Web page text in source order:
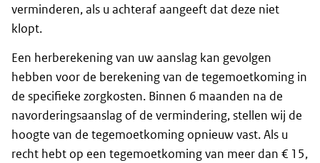
verminderen, als u achteraf aangeeft dat deze niet
klopt.
Een herberekening van uw aanslag kan gevolgen
hebben voor de berekening van de tegemoetkoming in
de specifieke zorgkosten. Binnen 6 maanden na de
navorderingsaanslag of de vermindering, stellen wij de
hoogte van de tegemoetkoming opnieuw vast. Als u
recht hebt op een tegemoetkoming van meer dan € 15,